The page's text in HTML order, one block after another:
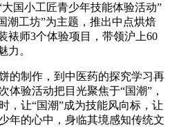
国小工匠青少年技能体验活动”
潮工坊”为主题，推出中点烘焙
裱师3个体验项目，带领沪上60
力。
的制作，到中医药的探究学习再
体验活动把目光聚焦于“国潮”，
，让“国潮”成为技能风向标，让
年的心中，身临其境感知传统文